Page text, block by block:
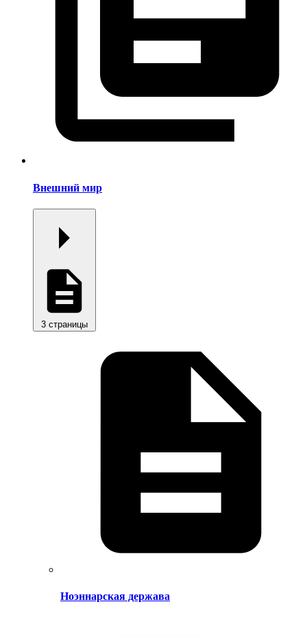
Внешний мир
3 страницы
Ноэннарская держава